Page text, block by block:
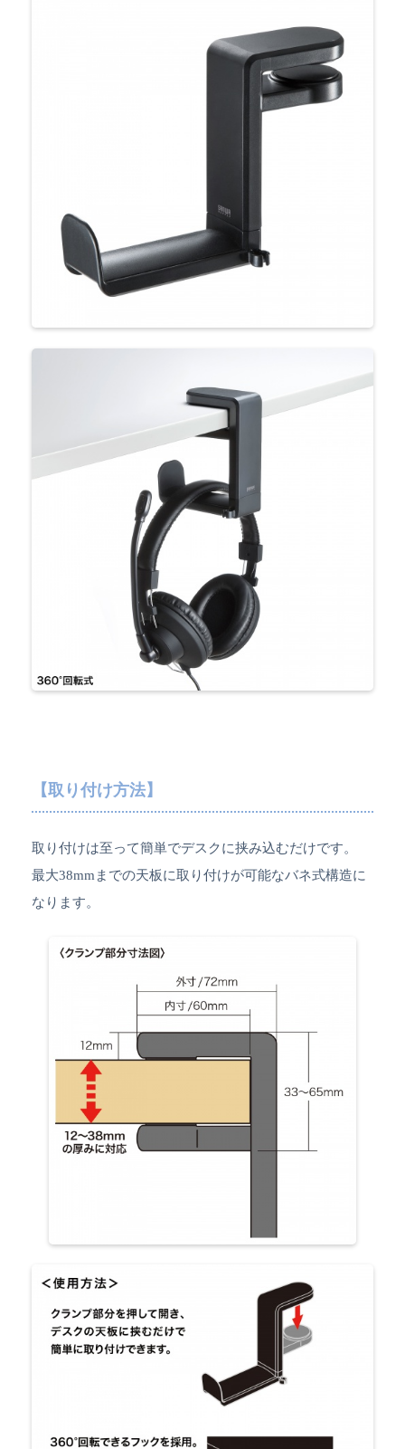
【取り付け方法】
取り付けは至って簡単でデスクに挟み込むだけです。
最大38mmまでの天板に取り付けが可能なバネ式構造に
なります。